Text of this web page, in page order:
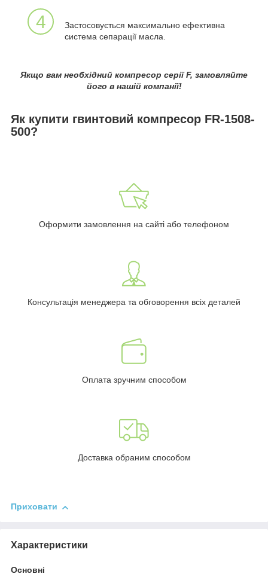
4
Застосовується максимально ефективна
система сепарації масла.
Якщо вам необхідний компресор серії F, замовляйте
його в нашій компанії!
Як купити гвинтовий компресор FR-1508-
500?
Оформити замовлення на сайті або телефоном
Консультація менеджера та обговорення всіх деталей
Оплата зручним способом
Доставка обраним способом
Приховати
Характеристики
Основні